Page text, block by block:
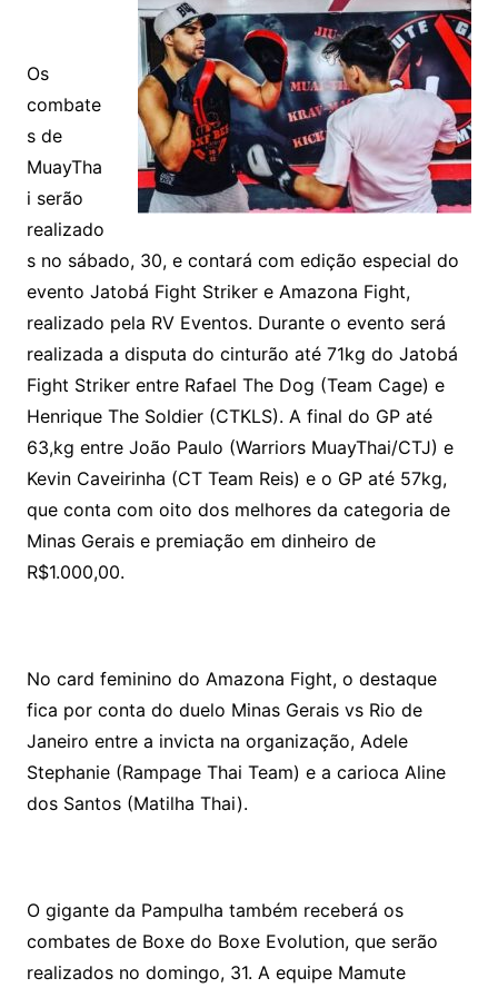
Os
combate
s de
MuayTha
i serão
realizado
s no sábado, 30, e contará com edição especial do
evento Jatobá Fight Striker e Amazona Fight,
realizado pela RV Eventos. Durante o evento será
realizada a disputa do cinturão até 71kg do Jatobá
Fight Striker entre Rafael The Dog (Team Cage) e
Henrique The Soldier (CTKLS). A final do GP até
63,kg entre João Paulo (Warriors MuayThai/CTJ) e
Kevin Caveirinha (CT Team Reis) e o GP até 57kg,
que conta com oito dos melhores da categoria de
Minas Gerais e premiação em dinheiro de
R$1.000,00.
No card feminino do Amazona Fight, o destaque
fica por conta do duelo Minas Gerais vs Rio de
Janeiro entre a invicta na organização, Adele
Stephanie (Rampage Thai Team) e a carioca Aline
dos Santos (Matilha Thai).
O gigante da Pampulha também receberá os
combates de Boxe do Boxe Evolution, que serão
realizados no domingo, 31. A equipe Mamute